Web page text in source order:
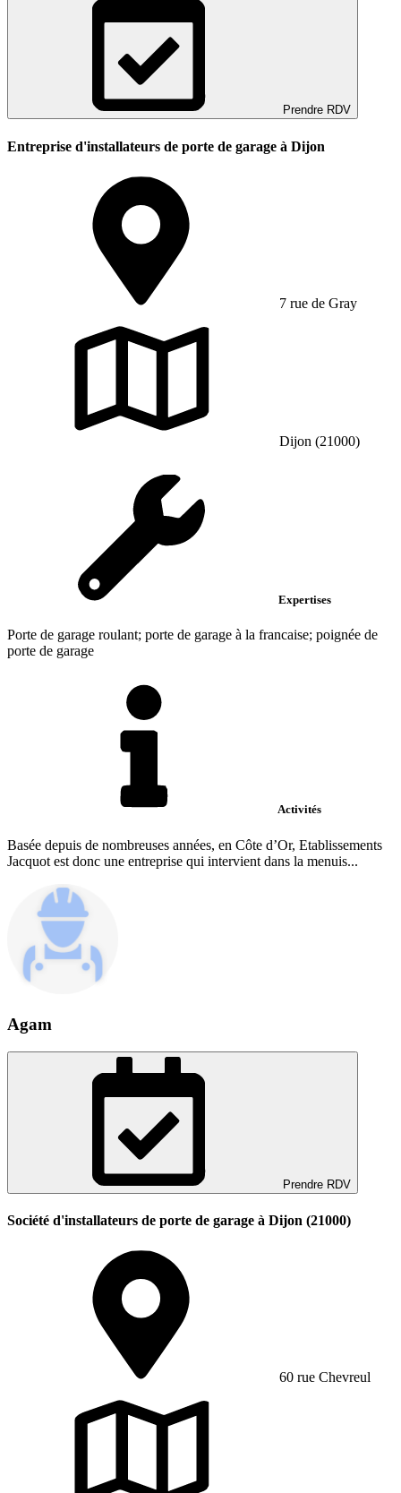
Prendre RDV
Entreprise d'installateurs de porte de garage à Dijon
7 rue de Gray
Dijon (21000)
Expertises
Porte de garage roulant; porte de garage à la francaise; poignée de
porte de garage
Activités
Basée depuis de nombreuses années, en Côte d’Or, Etablissements
Jacquot est donc une entreprise qui intervient dans la menuis...
Agam
Prendre RDV
Société d'installateurs de porte de garage à Dijon (21000)
60 rue Chevreul